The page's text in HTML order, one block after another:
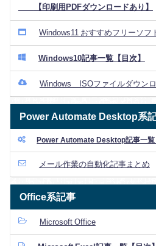
【印刷用PDFダウンロードあり】
Windows11 おすすめフリーソフ
Windows10記事一覧【目次】
Windows ISOファイルダウン
Power Automate Desktop系
Power Automate Desktop記事一覧
メール作業の自動化記事まとめ
Office系記事
Microsoft Office